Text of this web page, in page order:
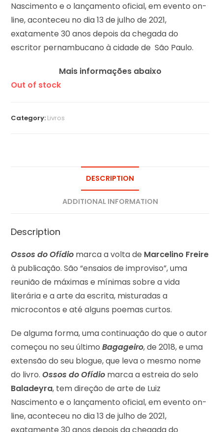
Nascimento e o lançamento oficial, em evento on-
line, aconteceu no dia 13 de julho de 2021,
exatamente 30 anos depois da chegada do
escritor pernambucano à cidade de São Paulo.
Mais informações abaixo
Out of stock
Category: Livros
DESCRIPTION
ADDITIONAL INFORMATION
Description
Ossos do Ofídio marca a volta de Marcelino Freire
à publicação. São “ensaios de improviso”, uma
reunião de máximas e mínimas sobre a vida
literária e a arte da escrita, misturadas a
microcontos e até alguns poemas curtos.
De alguma forma, uma continuação do que o autor
começou no seu últimoBagageiro, de 2018, e uma
extensão do seu blogue, que leva o mesmo nome
do livro.Ossos do Ofídio marca a estreia do selo
Baladeyra, tem direção de arte de Luiz
Nascimento e o lançamento oficial, em evento on-
line, aconteceu no dia 13 de julho de 2021,